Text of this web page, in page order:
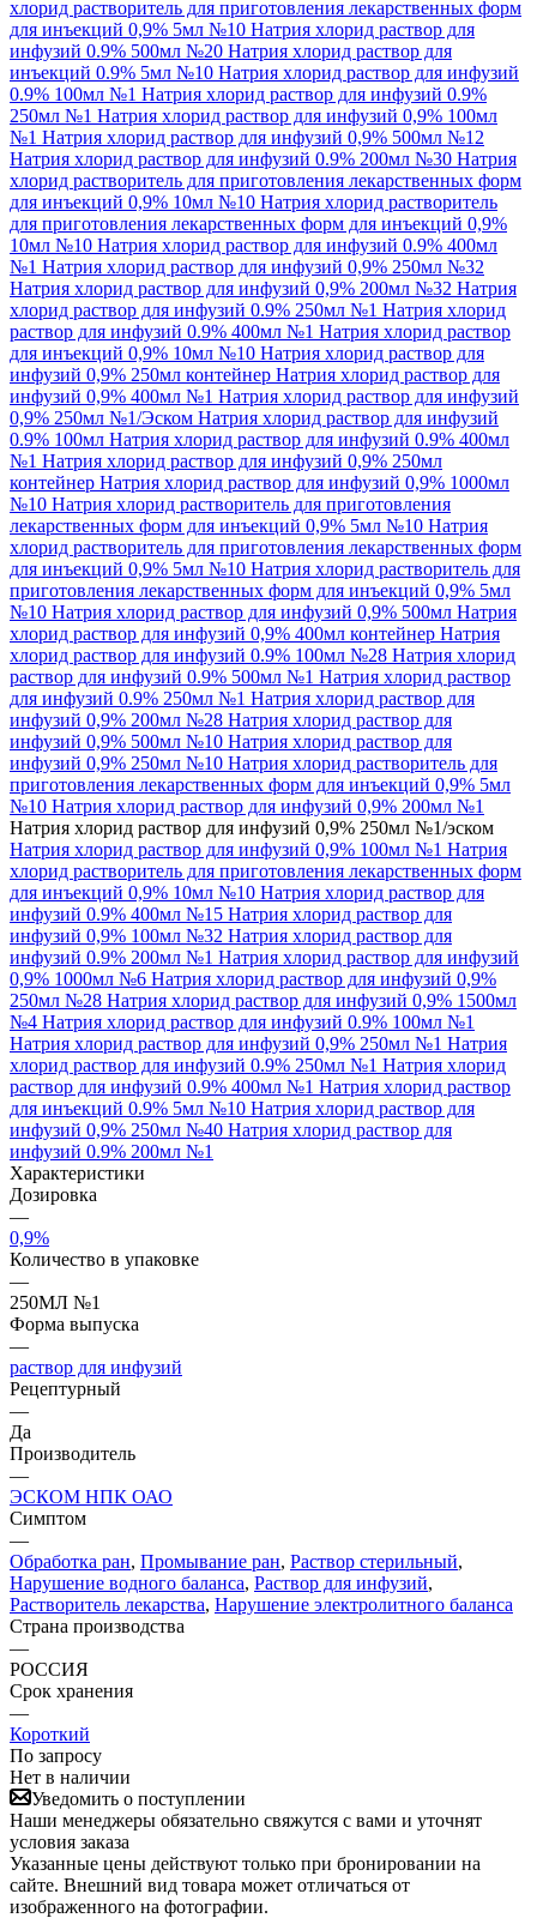
хлорид растворитель для приготовления лекарственных форм
для инъекций 0,9% 5мл №10 Натрия хлорид раствор для
инфузий 0.9% 500мл №20 Натрия хлорид раствор для
инъекций 0.9% 5мл №10 Натрия хлорид раствор для инфузий
0.9% 100мл №1 Натрия хлорид раствор для инфузий 0.9%
250мл №1 Натрия хлорид раствор для инфузий 0,9% 100мл
№1 Натрия хлорид раствор для инфузий 0,9% 500мл №12
Натрия хлорид раствор для инфузий 0.9% 200мл №30 Натрия
хлорид растворитель для приготовления лекарственных форм
для инъекций 0,9% 10мл №10 Натрия хлорид растворитель
для приготовления лекарственных форм для инъекций 0,9%
10мл №10 Натрия хлорид раствор для инфузий 0.9% 400мл
№1 Натрия хлорид раствор для инфузий 0,9% 250мл №32
Натрия хлорид раствор для инфузий 0,9% 200мл №32 Натрия
хлорид раствор для инфузий 0.9% 250мл №1 Натрия хлорид
раствор для инфузий 0.9% 400мл №1 Натрия хлорид раствор
для инъекций 0,9% 10мл №10 Натрия хлорид раствор для
инфузий 0,9% 250мл контейнер Натрия хлорид раствор для
инфузий 0,9% 400мл №1 Натрия хлорид раствор для инфузий
0,9% 250мл №1/Эском Натрия хлорид раствор для инфузий
0.9% 100мл Натрия хлорид раствор для инфузий 0.9% 400мл
№1 Натрия хлорид раствор для инфузий 0,9% 250мл
контейнер Натрия хлорид раствор для инфузий 0,9% 1000мл
№10 Натрия хлорид растворитель для приготовления
лекарственных форм для инъекций 0,9% 5мл №10 Натрия
хлорид растворитель для приготовления лекарственных форм
для инъекций 0,9% 5мл №10 Натрия хлорид растворитель для
приготовления лекарственных форм для инъекций 0,9% 5мл
№10 Натрия хлорид раствор для инфузий 0,9% 500мл Натрия
хлорид раствор для инфузий 0,9% 400мл контейнер Натрия
хлорид раствор для инфузий 0.9% 100мл №28 Натрия хлорид
раствор для инфузий 0.9% 500мл №1 Натрия хлорид раствор
для инфузий 0.9% 250мл №1 Натрия хлорид раствор для
инфузий 0,9% 200мл №28 Натрия хлорид раствор для
инфузий 0,9% 500мл №10 Натрия хлорид раствор для
инфузий 0,9% 250мл №10 Натрия хлорид растворитель для
приготовления лекарственных форм для инъекций 0,9% 5мл
№10 Натрия хлорид раствор для инфузий 0,9% 200мл №1
Натрия хлорид раствор для инфузий 0,9% 250мл №1/эском
Натрия хлорид раствор для инфузий 0,9% 100мл №1 Натрия
хлорид растворитель для приготовления лекарственных форм
для инъекций 0,9% 10мл №10 Натрия хлорид раствор для
инфузий 0.9% 400мл №15 Натрия хлорид раствор для
инфузий 0,9% 100мл №32 Натрия хлорид раствор для
инфузий 0.9% 200мл №1 Натрия хлорид раствор для инфузий
0,9% 1000мл №6 Натрия хлорид раствор для инфузий 0,9%
250мл №28 Натрия хлорид раствор для инфузий 0,9% 1500мл
№4 Натрия хлорид раствор для инфузий 0.9% 100мл №1
Натрия хлорид раствор для инфузий 0,9% 250мл №1 Натрия
хлорид раствор для инфузий 0.9% 250мл №1 Натрия хлорид
раствор для инфузий 0.9% 400мл №1 Натрия хлорид раствор
для инъекций 0.9% 5мл №10 Натрия хлорид раствор для
инфузий 0,9% 250мл №40 Натрия хлорид раствор для
инфузий 0.9% 200мл №1
Характеристики
Дозировка
—
0,9%
Количество в упаковке
—
250МЛ №1
Форма выпуска
—
раствор для инфузий
Рецептурный
—
Да
Производитель
—
ЭСКОМ НПК ОАО
Симптом
—
Обработка ран, Промывание ран, Раствор стерильный,
Нарушение водного баланса, Раствор для инфузий,
Растворитель лекарства, Нарушение электролитного баланса
Страна производства
—
РОССИЯ
Срок хранения
—
Короткий
По запросу
Нет в наличии
Уведомить о поступлении
Наши менеджеры обязательно свяжутся с вами и уточнят
условия заказа
Указанные цены действуют только при бронировании на
сайте. Внешний вид товара может отличаться от
изображенного на фотографии.